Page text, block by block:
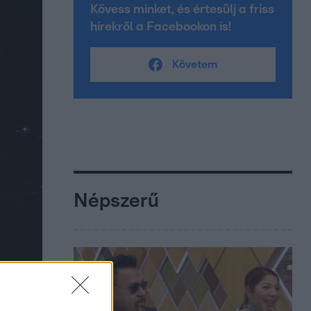
Kövess minket, és értesülj a friss
hírekről a Facebookon is!
Követem
Népszerű